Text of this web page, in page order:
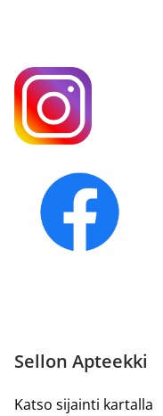
Sellon Apteekki
Katso sijainti kartalla